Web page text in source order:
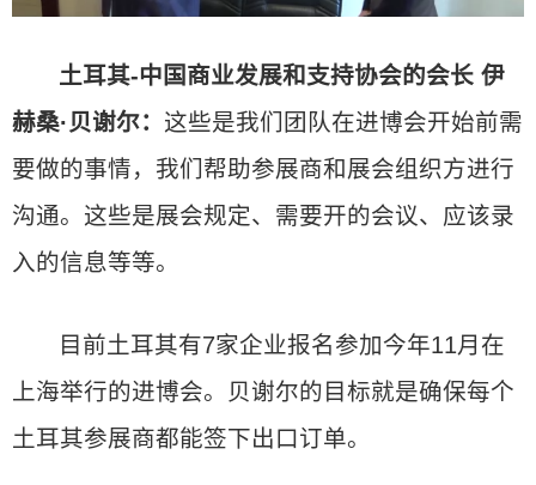
土耳其-中国商业发展和支持协会的会长 伊
赫桑·贝谢尔： 这些是我们团队在进博会开始前需
要做的事情，我们帮助参展商和展会组织方进行
沟通。这些是展会规定、需要开的会议、应该录
入的信息等等。
目前土耳其有7家企业报名参加今年11月在
上海举行的进博会。贝谢尔的目标就是确保每个
土耳其参展商都能签下出口订单。